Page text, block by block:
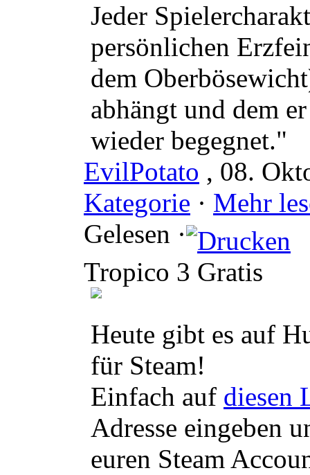
Jeder
persönlichen
dem
abhängt und dem
wieder begegnet."
EvilPotato , 08.
Kategorie · Mehr
Gelesen ·
Tropico 3 Gratis
Heute gibt es auf
für Steam!
Einfach auf diesen
Adresse eingeben
euren Steam